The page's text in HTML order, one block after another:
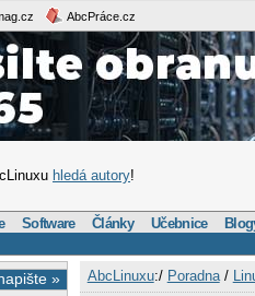
AbcPráce.cz
hledá autory!
Software Články Učebnice
» AbcLinuxu:/ Poradna/